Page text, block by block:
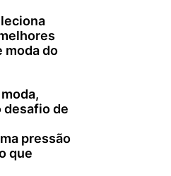
moda do
desafio de
pressão
que